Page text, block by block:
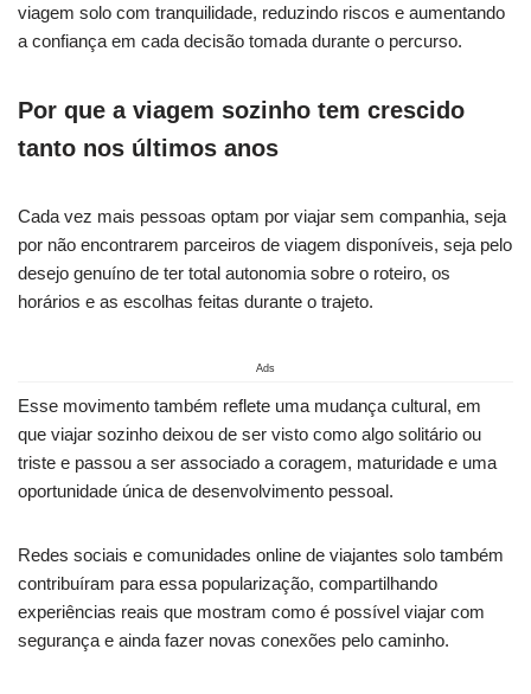
viagem solo com tranquilidade, reduzindo riscos e aumentando
a confiança em cada decisão tomada durante o percurso.
Por que a viagem sozinho tem crescido
tanto nos últimos anos
Cada vez mais pessoas optam por viajar sem companhia, seja
por não encontrarem parceiros de viagem disponíveis, seja pelo
desejo genuíno de ter total autonomia sobre o roteiro, os
horários e as escolhas feitas durante o trajeto.
Ads
Esse movimento também reflete uma mudança cultural, em
que viajar sozinho deixou de ser visto como algo solitário ou
triste e passou a ser associado a coragem, maturidade e uma
oportunidade única de desenvolvimento pessoal.
Redes sociais e comunidades online de viajantes solo também
contribuíram para essa popularização, compartilhando
experiências reais que mostram como é possível viajar com
segurança e ainda fazer novas conexões pelo caminho.